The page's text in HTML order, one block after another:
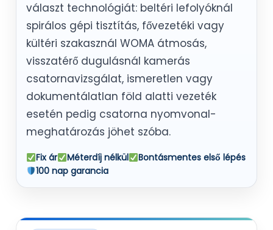
választ technológiát: beltéri lefolyóknál
spirálos gépi tisztítás, fővezetéki vagy
kültéri szakasznál WOMA átmosás,
visszatérő dugulásnál kamerás
csatornavizsgálat, ismeretlen vagy
dokumentálatlan föld alatti vezeték
esetén pedig csatorna nyomvonal-
meghatározás jöhet szóba.
Fix ár Méterdíj nélkül
Bontásmentes első lépés
100 nap garancia